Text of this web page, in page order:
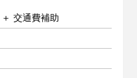
交通費補助